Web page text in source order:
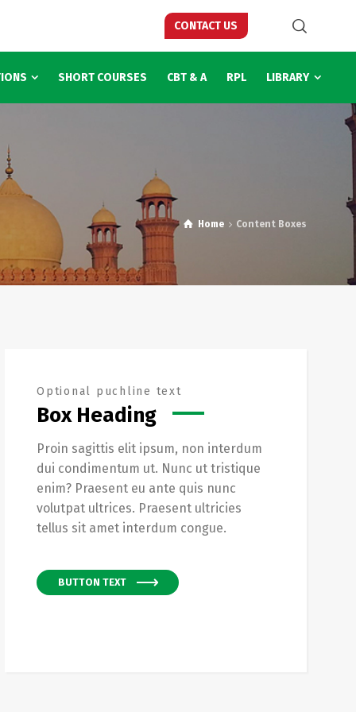
CONTACT US
SHORT COURSES CBT & A RPL LIBRARY
Home Content Boxes
Optional puchline text
Box Heading
Proin sagittis elit ipsum, non interdum
dui condimentum ut. Nunc ut tristique
enim? Praesent eu ante quis nunc
volutpat ultrices. Praesent ultricies
tellus sit amet interdum congue.
BUTTON TEXT